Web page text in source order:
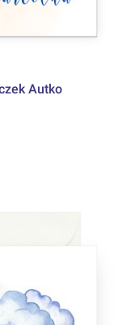
Autko